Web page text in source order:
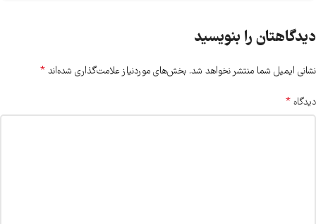
دیدگاهتان را بنویسید
نشانی ایمیل شما منتشر نخواهد شد. بخش‌های موردنیاز علامت‌گذاری شده‌اند *
دیدگاه *